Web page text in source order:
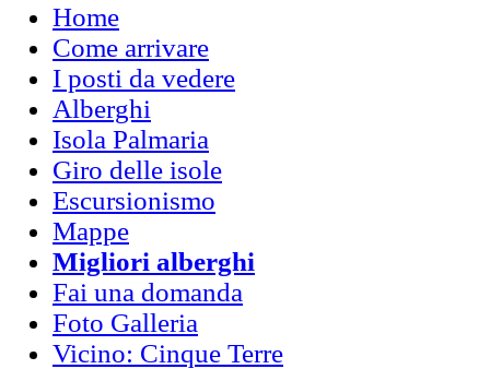
Home
Come arrivare
I posti da vedere
Alberghi
Isola Palmaria
Giro delle isole
Escursionismo
Mappe
Migliori alberghi
Fai una domanda
Foto Galleria
Vicino: Cinque Terre